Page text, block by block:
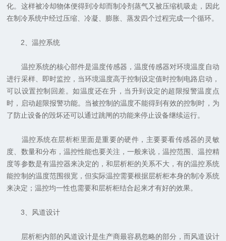
化。这样被冷却物体便得到冷却而制冷剂蒸气又被压缩机吸走，因此
在制冷系统中经过压缩、冷凝、膨胀、蒸发四个过程完成一个循环。
2、温控系统
温控系统的核心部件是温度传感器，温度传感器对环境温度自动
进行采样、即时监控，当环境温度高于控制设定值时控制电路启动，
可以设置控制回差。如温度还在升，当升到设定的超限报警温度点
时，启动超限报警功能。当被控制的温度不能得到有效的控制时，为
了防止设备的毁坏还可以通过跳闸的功能来停止设备继续运行。
温控系统在层析柜里面是重要的硬件，主要要看传感器的灵敏
度、数量和分布，温控性能也要关注，一般来说，温控范围、温控精
度等参数是有温控器来决定的，和层析柜的关系不大，有的温控系统
能控制的温度范围很宽，但实际温控需要根据层析柜本身的制冷系统
来决定；温控均一性也需要和层析柜结合起来才有好的效果。
3、风道设计
层析柜内部的风道设计是生产商最容易忽略的部分，而风道设计